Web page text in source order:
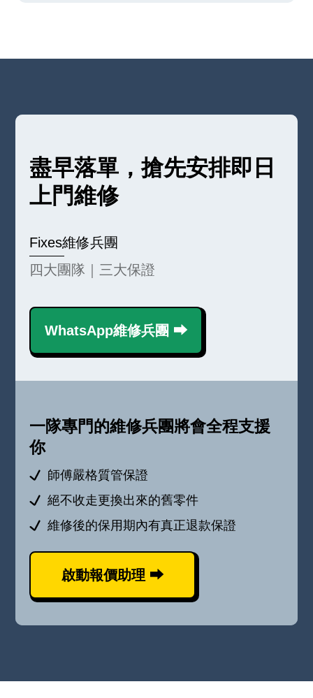
盡早落單，搶先安排即日
上門維修
Fixes維修兵團
四大團隊｜三大保證
WhatsApp維修兵團 ⮕
一隊專門的維修兵團將會全程支援
你
師傅嚴格質管保證
絕不收走更換出來的舊零件
維修後的保用期內有真正退款保證
啟動報價助理 ⮕